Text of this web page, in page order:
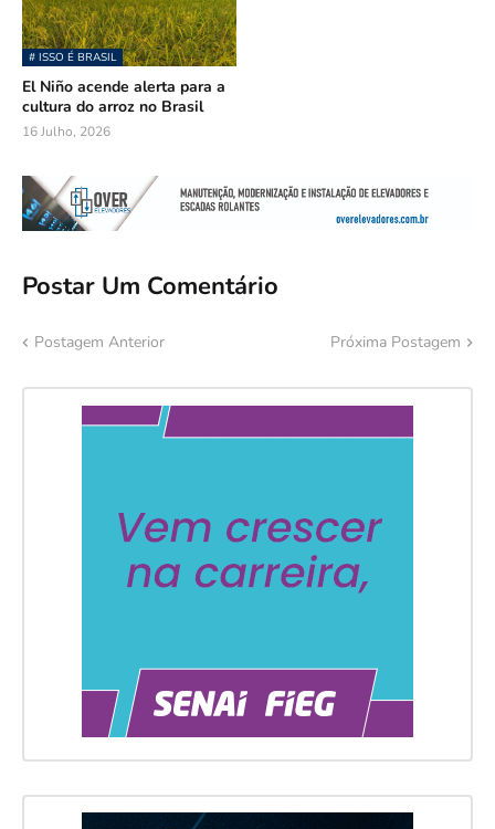
# ISSO É BRASIL
El Niño acende alerta para a
cultura do arroz no Brasil
16 Julho, 2026
Postar Um Comentário
Postagem Anterior Próxima Postagem